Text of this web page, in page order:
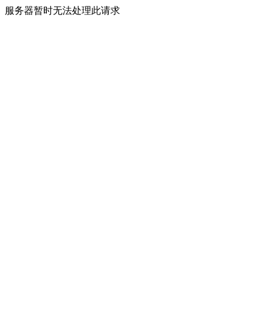
服务器暂时无法处理此请求